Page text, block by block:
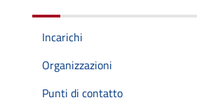
Incarichi
Organizzazioni
Punti di contatto